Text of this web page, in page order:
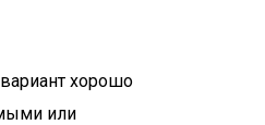
хорошо
или